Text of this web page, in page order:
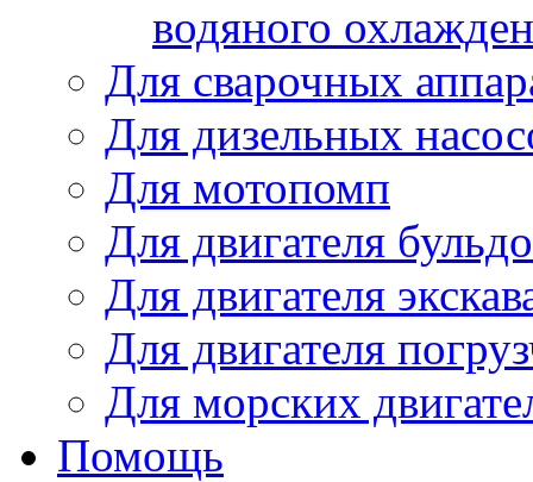
водяного
Для сварочных
Для дизельных
Для мотопомп
Для двигателя
Для двигателя
Для двигателя
Для морских
Помощь